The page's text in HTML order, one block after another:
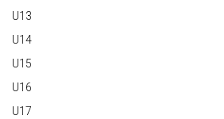
U13
U14
U15
U16
U17